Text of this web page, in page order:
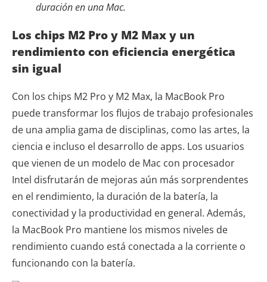
duración en una Mac.
Los chips M2 Pro y M2 Max y un
rendimiento con eficiencia energética
sin igual
Con los chips M2 Pro y M2 Max, la MacBook Pro
puede transformar los flujos de trabajo profesionales
de una amplia gama de disciplinas, como las artes, la
ciencia e incluso el desarrollo de apps. Los usuarios
que vienen de un modelo de Mac con procesador
Intel disfrutarán de mejoras aún más sorprendentes
en el rendimiento, la duración de la batería, la
conectividad y la productividad en general. Además,
la MacBook Pro mantiene los mismos niveles de
rendimiento cuando está conectada a la corriente o
funcionando con la batería.